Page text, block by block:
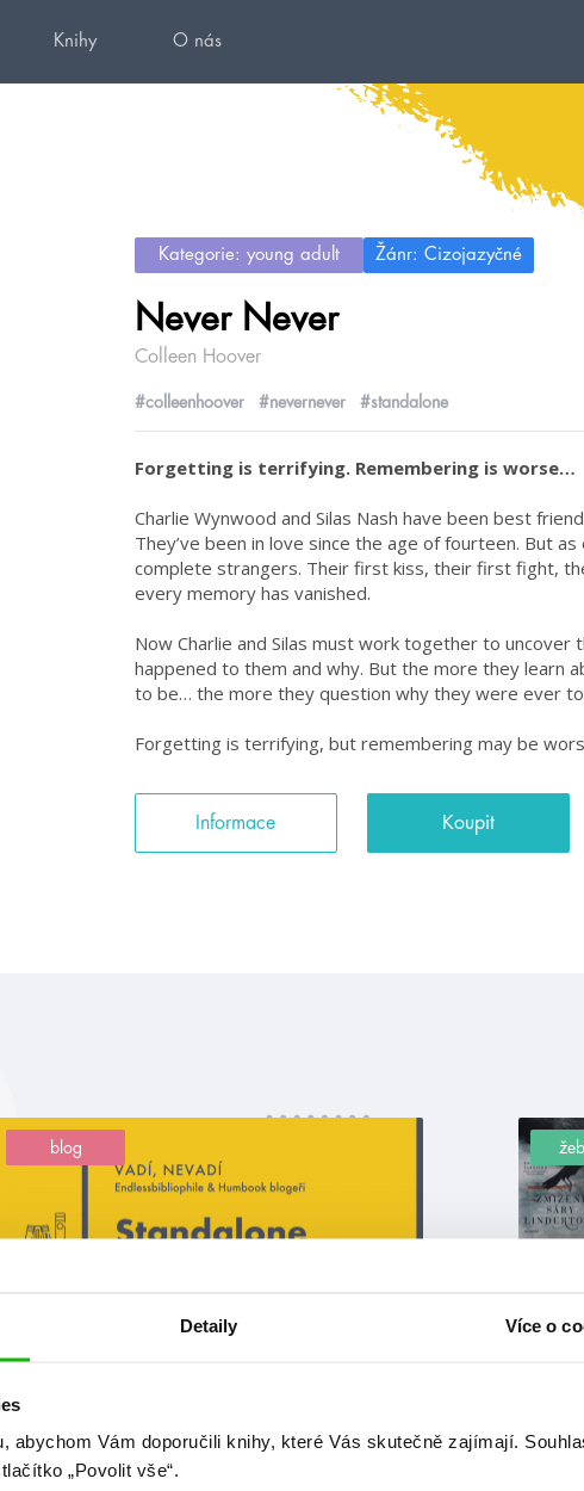
Detaily Více o
abychom Vám doporučili knihy, které Vás skutečně zajímají.
„Povolit vše“.
Knihy O nás
Kategorie: young adult Žánr: Cizojazyčné
Never Never
Colleen Hoover
#colleenhoover #nevernever #standalone
Forgetting is terrifying. Remembering is worse…
Charlie Wynwood and Silas Nash have been best
They’ve been in love since the age of fourteen. But
complete strangers. Their first kiss, their first fight,
every memory has vanished.
Now Charlie and Silas must work together to uncover
happened to them and why. But the more they learn
to be… the more they question why they were ever
Forgetting is terrifying, but remembering may be
Informace Koupit
blog
nevadí: Standalone versus